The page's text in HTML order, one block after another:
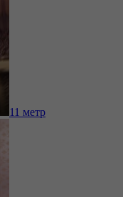
11 метр